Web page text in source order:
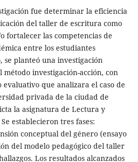
fue determinar la eficiencia
del taller de escritura como
fortalecer las competencias de
entre los estudiantes
se planteó una investigación
método investigación-acción, con
que analizara el caso de
privada de la ciudad de
la asignatura de Lectura y
establecieron tres fases:
conceptual del género (ensayo
del modelo pedagógico del taller
Los resultados alcanzados